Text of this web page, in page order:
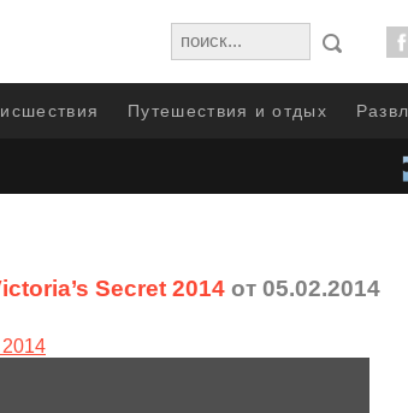
Путешествия и отдых
Secret 2014 от 05.02.2014